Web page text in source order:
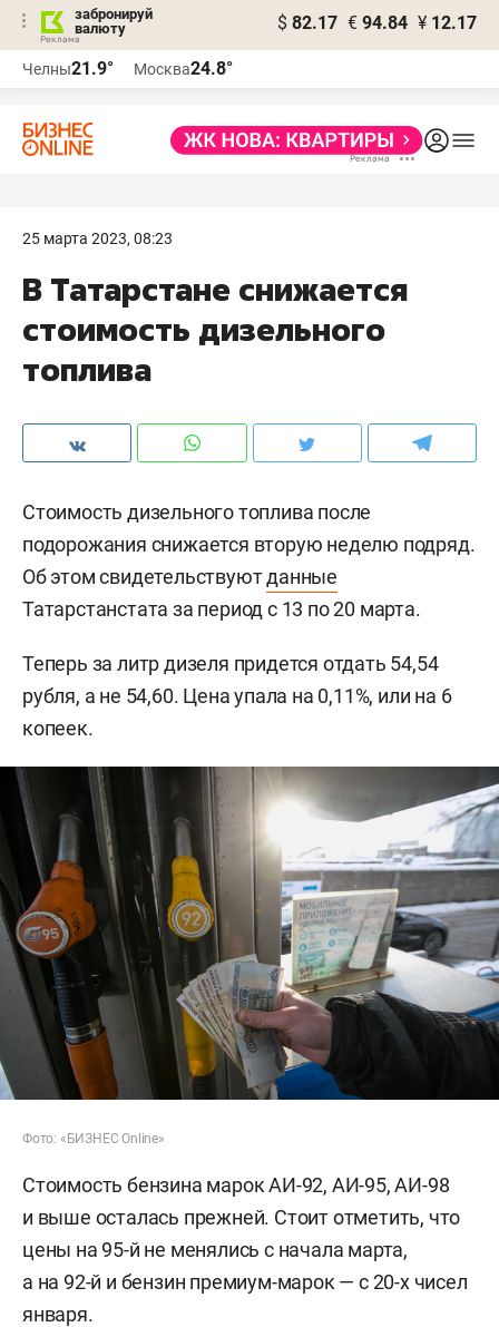
забронируй
валюту
$ 82.17 € 94.84 ¥ 12.17
Челны21.9° Москва24.8°
25 марта 2023, 08:23
В Татарстане снижается
стоимость дизельного
топлива
Стоимость дизельного топлива после
подорожания снижается вторую неделю подряд.
Об этом свидетельствуютданные
Татарстанстата за период с 13 по 20 марта.
Теперь за литр дизеля придется отдать 54,54
рубля, а не 54,60. Цена упала на 0,11%, или на 6
копеек.
Фото: «БИЗНЕС Online»
Стоимость бензина марок АИ-92, АИ-95, АИ-98
и выше осталась прежней. Стоит отметить, что
цены на 95-й не менялись с начала марта,
а на 92-й и бензин премиум-марок — с 20-х чисел
января.